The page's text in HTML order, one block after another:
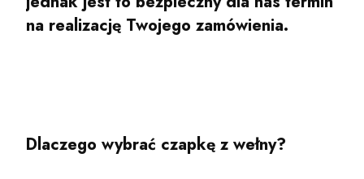
na realizację Twojego zamówienia.
Dlaczego wybrać czapkę z wełny?